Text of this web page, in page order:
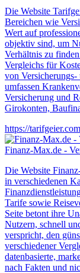
Die Website
Bereichen wie
Wert auf
objektiv sind, um
Verhältnis zu
Vergleichs für
von
umfassen
Versicherung und
Girokonten,
https://tarifgeier.com
Finanz-Max.de -
Die Website
in verschiedenen
Tarife sowie
Seite betont ihre
Nutzern, schnell
verspricht, den
verschiedener
datenbasierte,
nach Fakten und